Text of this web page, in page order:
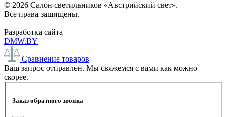
© 2026 Салон светильников «Австрийский свет».
Все права защищены.
Разработка сайта
DMW.BY
Сравнение товаров
Ваш запрос отправлен. Мы свяжемся с вами как можно
скорее.
Заказ обратного звонка